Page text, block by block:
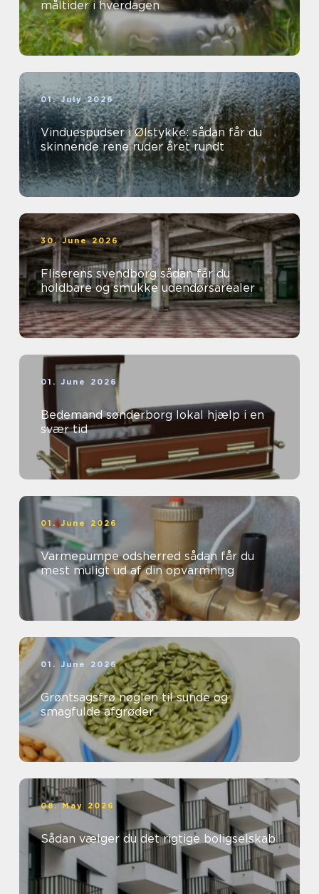
måltider i hverdagen
01. July 2026
Vinduespudser i Ølstykke: sådan får du
skinnende rene ruder året rundt
30. June 2026
Fliserens svendborg sådan får du
holdbare og smukke udendørsarealer
01. June 2026
Bedemand sønderborg lokal hjælp i en
svær tid
01. June 2026
Varmepumpe odsherred sådan får du
mest muligt ud af din opvarmning
01. June 2026
Grøntsagsfrø nøglen til sunde og
smagfulde afgrøder
08. May 2026
Sådan vælger du det rigtige boligselskab